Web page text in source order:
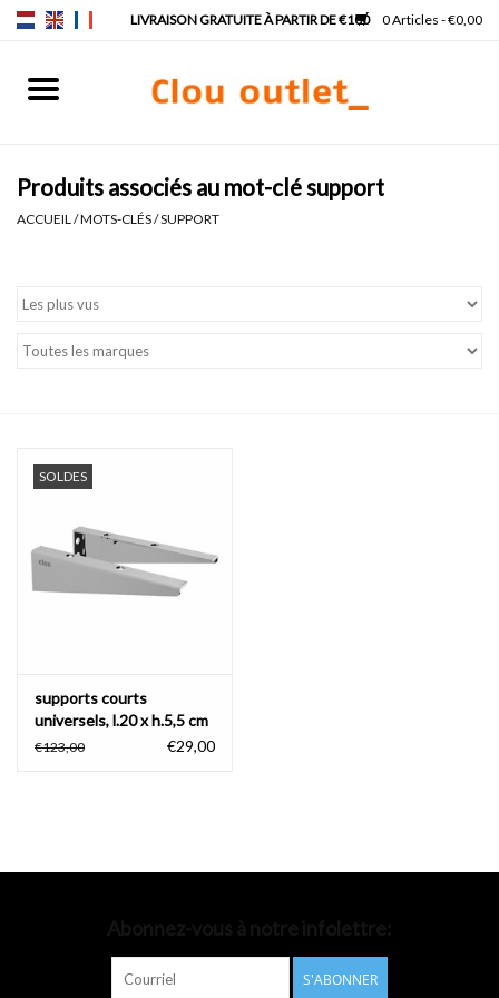
0 Articles - €0,00
Robinets & siphons
Meubles
Lampes pour miroir
Accessoires de salle de bain
Produits associés au mot-clé support
ACCUEIL /MOTS-CLÉS/SUPPORT
SOLDES
supports courts
universels, l.20 x h.5,5 cm
€123,00 €29,00
S'ABONNER